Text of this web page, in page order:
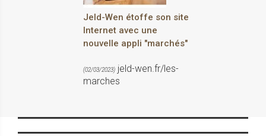
Jeld-Wen étoffe son site
Internet avec une
nouvelle appli "marchés"
(02/03/2023) jeld-wen.fr/les-
marches